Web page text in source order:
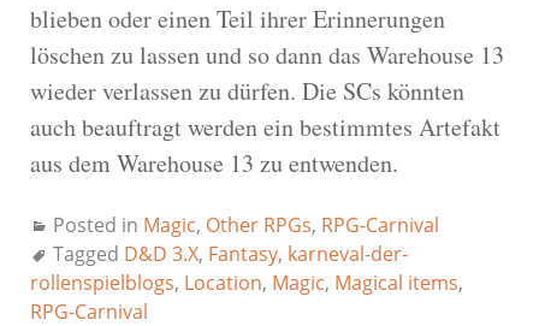
blieben oder einen Teil ihrer Erinnerungen
löschen zu lassen und so dann das Warehouse 13
wieder verlassen zu dürfen. Die SCs könnten
auch beauftragt werden ein bestimmtes Artefakt
aus dem Warehouse 13 zu entwenden.
Posted in Magic, Other RPGs, RPG-Carnival
Tagged D&D 3.X, Fantasy, karneval-der-
rollenspielblogs, Location, Magic, Magical items,
RPG-Carnival